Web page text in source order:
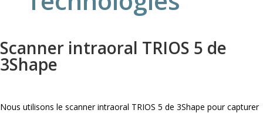
Scanner intraoral TRIOS 5 de
3Shape
Nous utilisons le scanner intraoral TRIOS 5 de 3Shape pour capturer